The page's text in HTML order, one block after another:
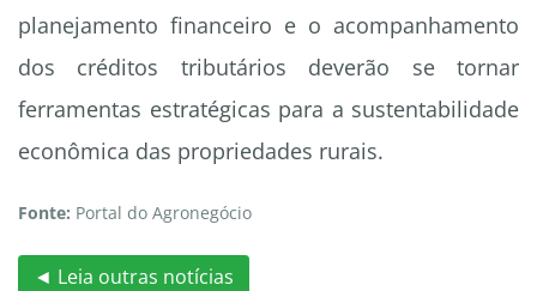
planejamento financeiro e o acompanhamento
dos créditos tributários deverão se tornar
ferramentas estratégicas para a sustentabilidade
econômica das propriedades rurais.
Fonte: Portal do Agronegócio
◄ Leia outras notícias